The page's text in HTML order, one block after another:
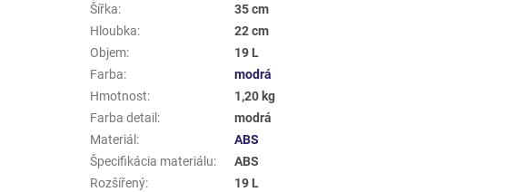
Šířka:
35 cm
Hloubka:
22 cm
Objem:
19 L
Farba:
modrá
Hmotnost:
1,20 kg
Farba detail :
modrá
Materiál :
ABS
Špecifikácia materiálu:
ABS
Rozšířený:
19 L